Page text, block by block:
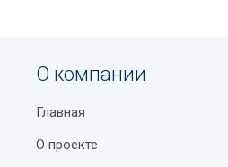
О компании
Главная
О проекте